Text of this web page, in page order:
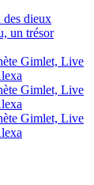
des dieux
un trésor
Gimlet, Live
Gimlet, Live
Gimlet, Live